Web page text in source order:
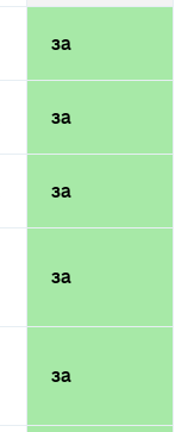
за
за
за
за
за